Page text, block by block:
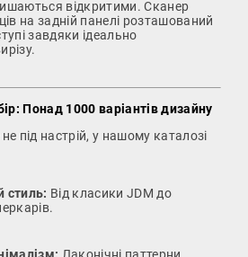
відкритими. Сканер
на задній панелі розташований
завдяки ідеально
Понад 1000 варіантів дизайну
під настрій, у нашому каталозі
стиль: Від класики JDM до
Лаконічні паттерни,